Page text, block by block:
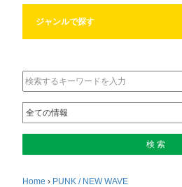
Home › PUNK / NEW WAVE